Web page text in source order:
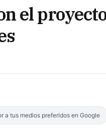
el
a tus medios preferidos en Google